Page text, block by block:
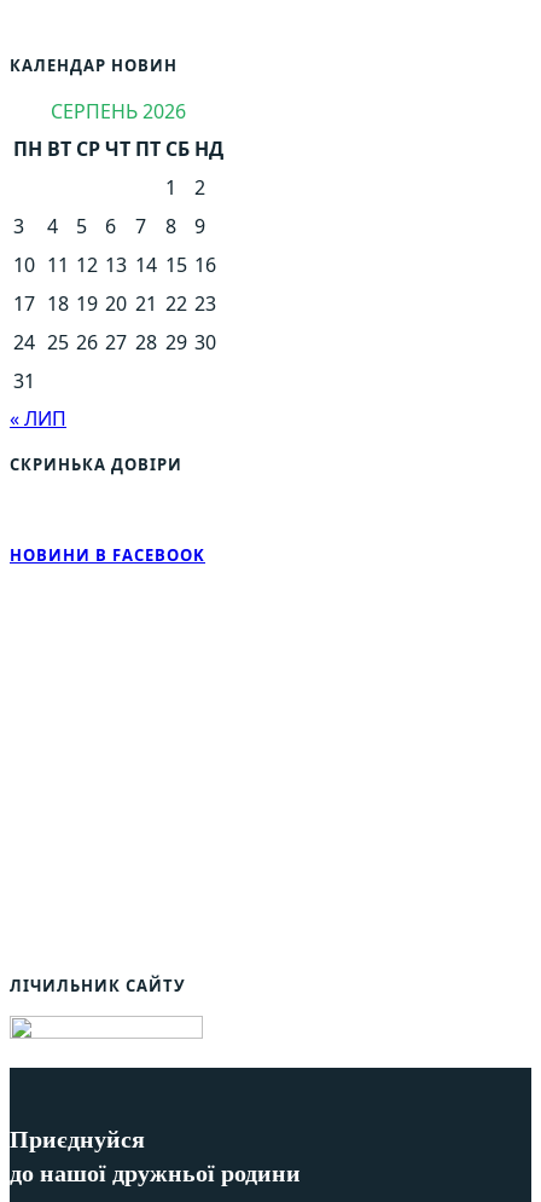
КАЛЕНДАР НОВИН
СЕРПЕНЬ 2026
ПН ВТ СРЧТ ПТ СБ НД
1
2
3
4 5 6 7 8
9
10 11 12 13 14 15 16
17 18 19 20 21 22 23
24 25 26 27 28 29 30
31
« ЛИП
СКРИНЬКА ДОВІРИ
НОВИНИ В FACEBOOK
ЛІЧИЛЬНИК САЙТУ
Приєднуйся
до нашої дружньої родини